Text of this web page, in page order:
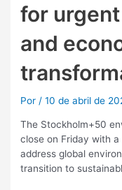
for
and
Por /10 de abril de
The Stockholm+50
close on Friday with
address global
transition to